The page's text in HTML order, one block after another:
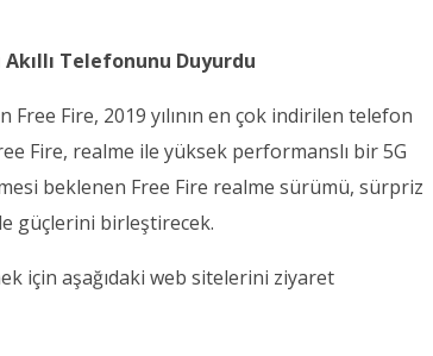
Telefonunu Duyurdu
Fire, 2019 yılının en çok indirilen telefon
Fire, realme ile yüksek performanslı bir 5G
beklenen Free Fire realme sürümü, sürpriz
güçlerini birleştirecek.
için aşağıdaki web sitelerini ziyaret